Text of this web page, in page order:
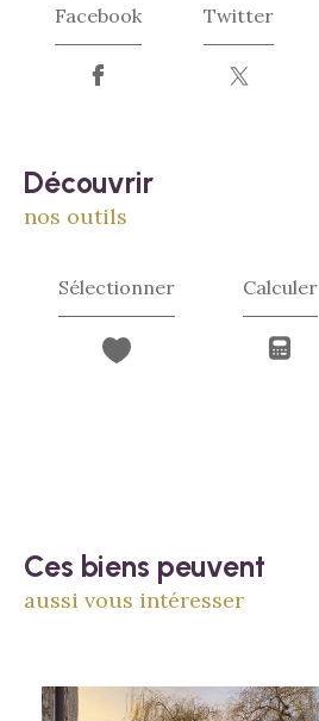
Facebook Twitter
découvrir
nos outils
Sélectionner Calculer
Ces biens peuvent
aussi vous intéresser